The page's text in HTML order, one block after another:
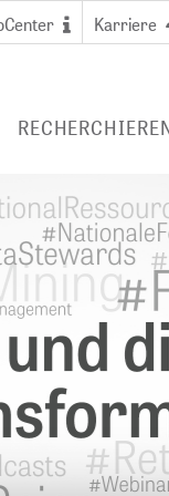
Karriere
E-JOURNALS/
STUDY HUB
FÜR